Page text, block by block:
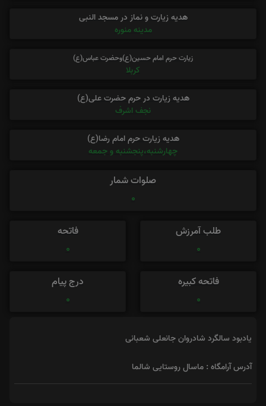
هدیه زیارت و نماز در مسجد النبی
مدینه منوره
زیارت حرم امام حسین(ع)وحضرت عباس(ع)
کربلا
هدیه زیارت در حرم حضرت علی(ع)
نجف اشرف
هدیه زیارت حرم امام رضا(ع)
چهارشنبه،پنجشنبه و جمعه
صلوات شمار
0
طلب آمرزش
0
فاتحه
0
فاتحه کبیره
0
درج پیام
0
یادبود سالگرد شادروان جانعلی شعبانی
آدرس آرامگاه : ماسال روستایی شالما